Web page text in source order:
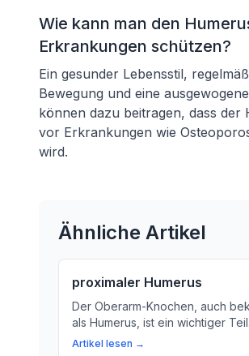
Wie kann man den
Erkrankungen schützen?
Ein gesunder Lebensstil,
Bewegung und eine
können dazu beitragen, dass der
vor Erkrankungen wie
wird.
Ähnliche Artikel
proximaler Humerus
Der Oberarm-Knochen, auch
als Humerus, ist ein wichtiger Teil
unseres Skeletts. Hier erfahren
Artikel lesen →